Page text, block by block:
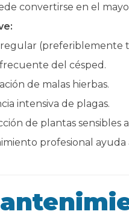
convertirse en el
(preferiblemente
del césped.
de malas hierbas.
intensiva de plagas.
de plantas sensibles
profesional